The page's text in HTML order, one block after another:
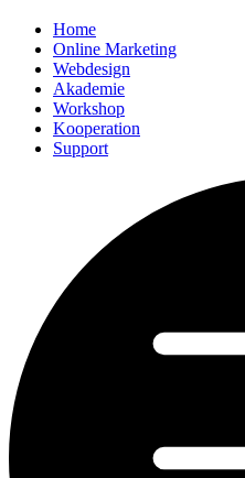
Home
Online Marketing
Webdesign
Akademie
Workshop
Kooperation
Support